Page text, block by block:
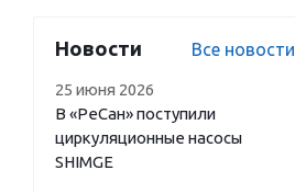
Новости Все новости
25 июня 2026
В «РеСан» поступили
циркуляционные насосы
SHIMGE